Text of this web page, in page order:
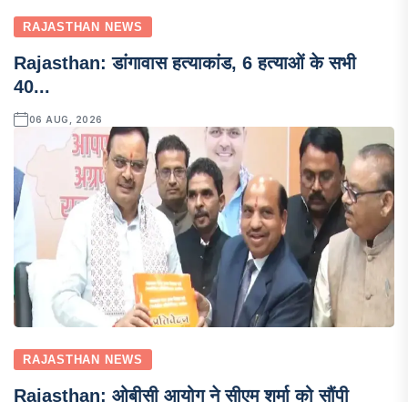
RAJASTHAN NEWS
Rajasthan: डांगावास हत्याकांड, 6 हत्याओं के सभी
40...
06 AUG, 2026
RAJASTHAN NEWS
Rajasthan: ओबीसी आयोग ने सीएम शर्मा को सौंपी